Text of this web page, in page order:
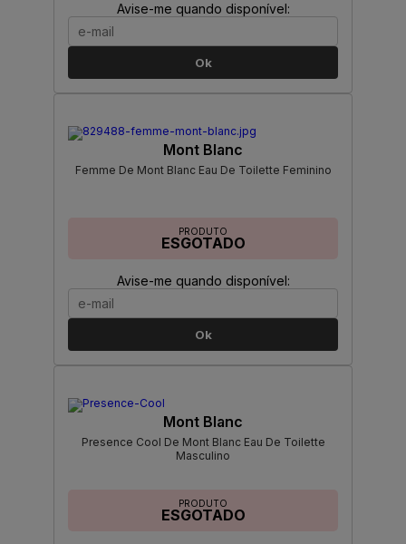
Avise-me quando disponível:
Ok
Mont Blanc
Femme De Mont Blanc Eau De Toilette Feminino
PRODUTO
ESGOTADO
Avise-me quando disponível:
Ok
Mont Blanc
Presence Cool De Mont Blanc Eau De Toilette
Masculino
PRODUTO
ESGOTADO